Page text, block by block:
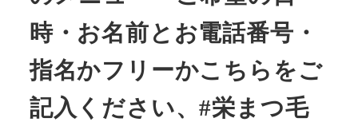
時・お名前とお電話番号・
指名かフリーかこちらをご
記入ください、#栄まつ毛